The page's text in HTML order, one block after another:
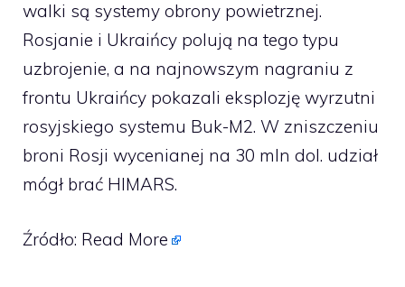
walki są systemy obrony powietrznej.
Rosjanie i Ukraińcy polują na tego typu
uzbrojenie, a na najnowszym nagraniu z
frontu Ukraińcy pokazali eksplozję wyrzutni
rosyjskiego systemu Buk-M2. W zniszczeniu
broni Rosji wycenianej na 30 mln dol. udział
mógł brać HIMARS.
Źródło: Read More